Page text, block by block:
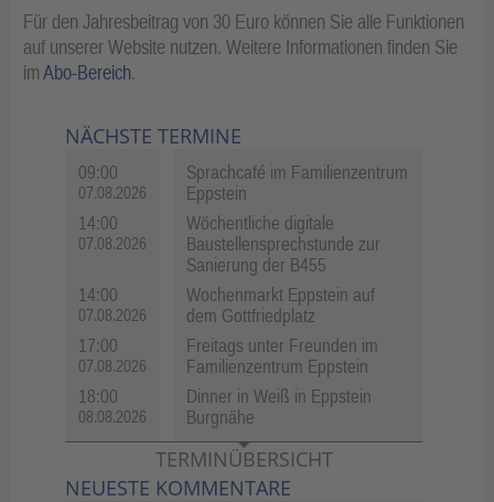
Für den Jahresbeitrag von 30 Euro können Sie alle Funktionen
auf unserer Website nutzen. Weitere Informationen finden Sie
imAbo-Bereich.
NÄCHSTE TERMINE
09:00
07.08.2026
Sprachcafé im Familienzentrum
Eppstein
14:00
07.08.2026
Wöchentliche digitale
Baustellensprechstunde zur
Sanierung der B455
14:00
07.08.2026
Wochenmarkt Eppstein auf
dem Gottfriedplatz
17:00
07.08.2026
Freitags unter Freunden im
Familienzentrum Eppstein
18:00
08.08.2026
Dinner in Weiß in Eppstein
Burgnähe
TERMINÜBERSICHT
NEUESTE KOMMENTARE